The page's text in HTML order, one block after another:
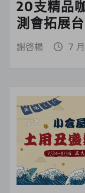
20支精品
測會拓展
謝啓楊 7